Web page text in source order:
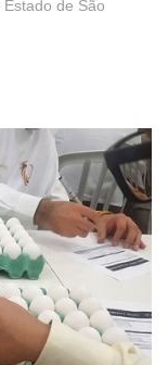
de São